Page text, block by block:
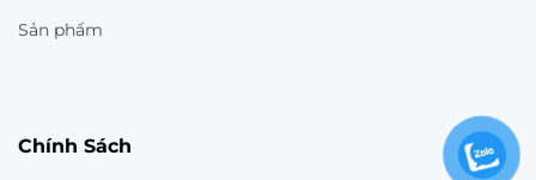
Sản phẩm
Chính Sách